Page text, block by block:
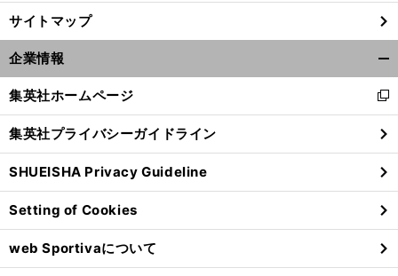
サイトマップ
企業情報
閉
る
集英社ホームページ
新
し
い
ウ
ィ
ン
ド
ウ
で
開
集英社プライバシーガイドライン
SHUEISHA Privacy Guideline
Setting of Cookies
web Sportivaについて